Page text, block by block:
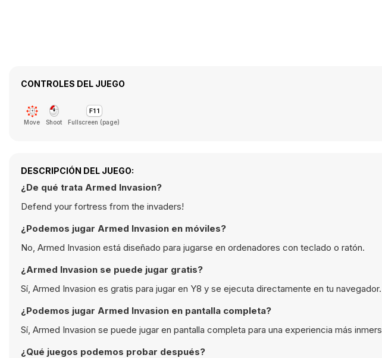
CONTROLES DEL JUEGO
Move Shoot Fullscreen (page)
DESCRIPCIÓN DEL JUEGO:
¿De qué trata Armed Invasion?
Defend your fortress from the invaders!
¿Podemos jugar Armed Invasion en móviles?
No, Armed Invasion está diseñado para jugarse en ordenadores con teclado o ratón.
¿Armed Invasion se puede jugar gratis?
Sí, Armed Invasion es gratis para jugar en Y8 y se ejecuta directamente en tu navegador.
¿Podemos jugar Armed Invasion en pantalla completa?
Sí, Armed Invasion se puede jugar en pantalla completa para una experiencia más
¿Qué juegos podemos probar después?